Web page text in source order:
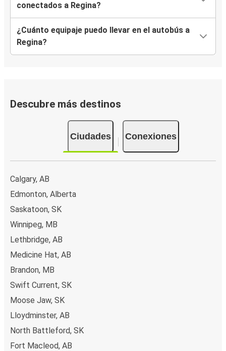
conectados a Regina?
¿Cuánto equipaje puedo llevar en el autobús a
Regina?
Descubre más destinos
Ciudades Conexiones
Calgary, AB
Edmonton, Alberta
Saskatoon, SK
Winnipeg, MB
Lethbridge, AB
Medicine Hat, AB
Brandon, MB
Swift Current, SK
Moose Jaw, SK
Lloydminster, AB
North Battleford, SK
Fort Macleod, AB